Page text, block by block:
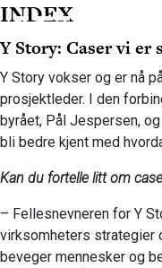
INDEX
Y Story: Caser vi er
Y Story vokser og er nå
prosjektleder. I den
byrået, Pål Jespersen,
bli bedre kjent med
Kan du fortelle litt om
– Fellesnevneren for Y
virksomheters strategier
beveger mennesker og